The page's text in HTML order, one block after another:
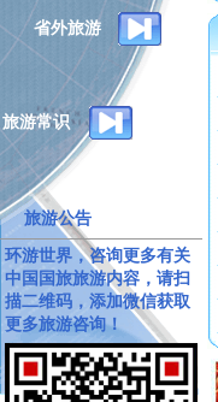
省外旅游
旅游常识
旅游公告
环游世界，咨询更多有关
中国国旅旅游内容，请扫
描二维码，添加微信获取
更多旅游咨询！